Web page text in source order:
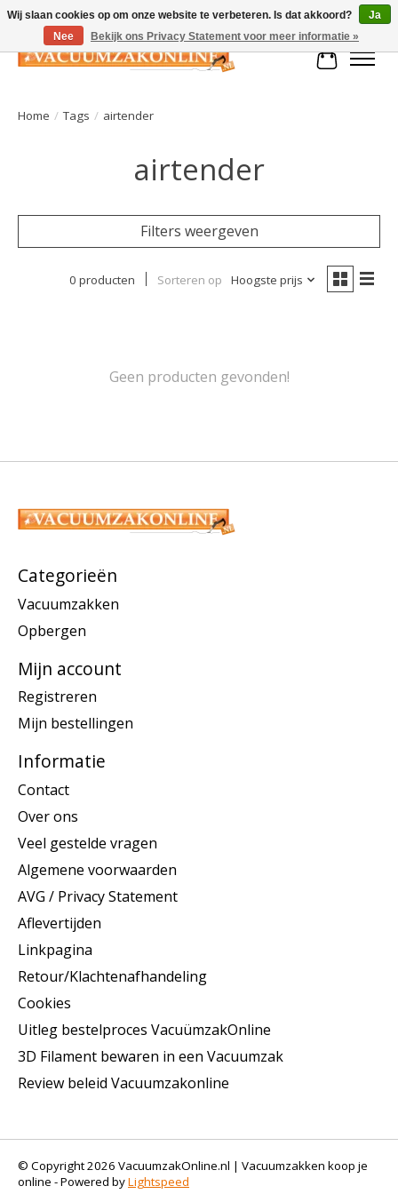
Home / Tags / airtender
airtender
Filters weergeven
0 producten Sorteren op Hoogste prijs
Geen producten gevonden!
Categorieën
Vacuumzakken
Opbergen
Mijn account
Registreren
Mijn bestellingen
Informatie
Contact
Over ons
Veel gestelde vragen
Algemene voorwaarden
AVG / Privacy Statement
Aflevertijden
Linkpagina
Retour/Klachtenafhandeling
Cookies
Uitleg bestelproces VacuümzakOnline
3D Filament bewaren in een Vacuumzak
Review beleid Vacuumzakonline
© Copyright 2026 VacuumzakOnline.nl | Vacuumzakken koop je
online - Powered byLightspeed
Wij slaan cookies op om onze website te verbeteren. Is dat akkoord?
Ja
Nee
Bekijk ons Privacy Statement voor meer informatie »